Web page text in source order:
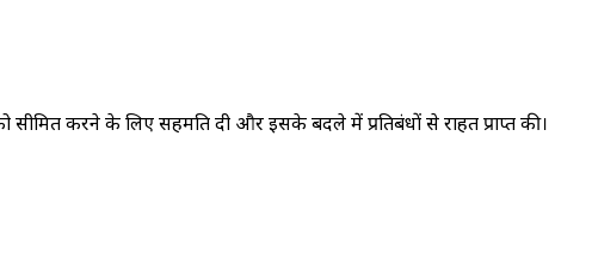
करने के लिए सहमति दी और इसके बदले में प्रतिबंधों से राहत प्राप्त की।